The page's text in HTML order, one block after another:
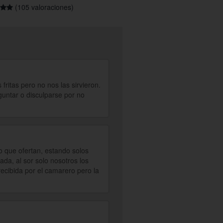
(105 valoraciones)
pero no nos las sirvieron.
o disculparse por no
que ofertan, estando solos
al sor solo nosotros los
por el camarero pero la